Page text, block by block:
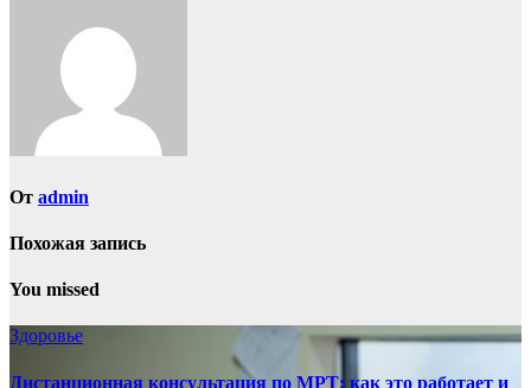
От admin
Похожая запись
You missed
Здоровье
Дистанционная консультация по МРТ: как это работает и